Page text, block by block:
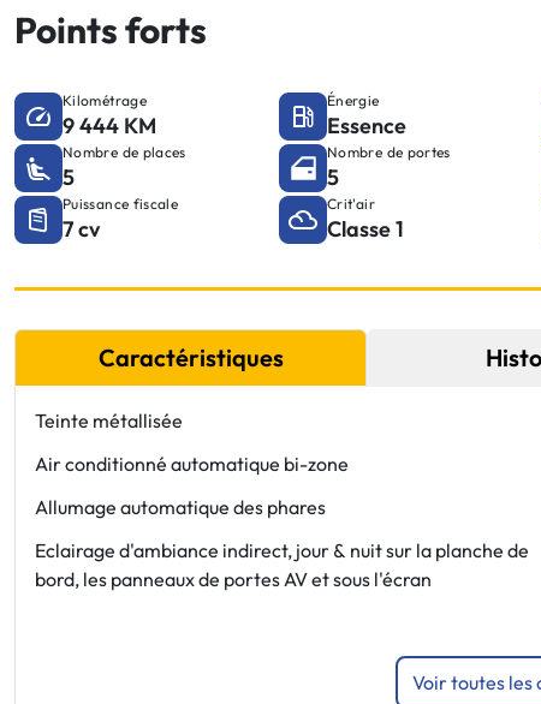
Points forts
Kilométrage
9 444 KM
Énergie
Essence
Nombre de places
5
Nombre de portes
5
Puissance fiscale
7 cv
Crit'air
Classe 1
Caractéristiques
Teinte métallisée
Air conditionné automatique bi-zone
Allumage automatique des phares
Eclairage d'ambiance indirect, jour & nuit sur la planche de
bord, les panneaux de portes AV et sous l'écran
Voir toutes